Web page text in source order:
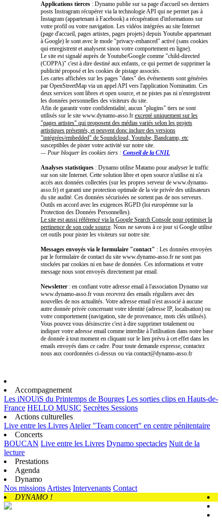
Applications tierces : Dynamo publie sur sa page d'accueil ses derniers
posts Instragram récupérer via la technologie API qui ne permet pas à
Instagram (appartenant à Facebook) a récupération d'informations sur
votre profil ou votre navigation. Les vidéos intégrées au site Internet
(page d'accueil, pages artistes, pages projets) depuis Youtube appartenant
à Google) le sont avec le mode "privacy-enhanced" activé (sans cookies
qui enregistrent et analysent sinon votre comportement en ligne).
Le site est signalé auprès de Youtube/Google comme "child-directed
(COPPA)" c'est à dire destiné aux enfants, ce qui permet de supprimer la
publicité proposé et les cookies de pistage associés.
Les cartes affichées sur les pages "dates" des événements sont générées
par OpenStreetMap via un appel API vers l'application Nominatim. Ces
deux services sont libres et open source, et ne pistes pas ni n'enregistrent
les données personnelles des visiteurs du site.
Afin de garantir votre confidentialité, aucun "plugins" tiers ne sont
utilisés sur le site www.dynamo-asso.fr excepté uniquement sur les
"pages artistes" qui proposent des médias variés selon les projets
artistiques présentés, et peuvent donc inclure des versions
"intégrées/embedded" de Soundcloud, Youtube, Bandcamp, etc
susceptibles de pister votre activité sur notre site.
— Pour bloquer les cookies tiers : Conseil de la CNIL
Analyses statistiques : Dynamo utilise Matamo pour analyser le traffic
sur son site Internet. Cette solution libre et open source n'utilise ni n'a
accès aux données collectées (sur les propres serveur de www.dynamo-
asso.fr) et garanti une protection optimale de la vie privée des utilisateurs
du site audité. Ces données sécurisées ne sortent pas de nos serveurs.
Outils en accord avec les exigences RGPD (loi européenne sur la
Protection des Données Personnelles).
Le site est aussi référencé via la Google Search Console pour optimiser la
pertinence de son code source. Nous ne savons à ce jour si Google utilise
cet outils pour pister les visiteurs sur notre site.
Messages envoyés via le formulaire "contact" : Les données envoyées
par le formulaire de contact du site www.dynamo-asso.fr ne sont pas
stockées par cookies ni en base de données. Ces informations et votre
message nous sont envoyés directement par email.
Newsletter : en confiant votre adresse email à l'association Dynamo sur
www.dynamo-asso.fr vous recevrez des emails réguliers avec des
nouvelles de nos actualités. Votre adresse email n'est associé à aucune
autre donnée privée concernant votre identité (adresse IP, localisation) ou
votre comportement (navigation, site de provenance, mots clés utilisés).
Vous pouvez vous désinscrire c'est à dire supprimer totalement ou
indiquer votre adresse email comme interdite à l'utilisation dans notre base
de donnée à tout moment en cliquant sur le lien prévu à cet effet dans les
emails envoyés dans ce cadre. Pour toute demande expresse, contactez
nous aux coordonnées ci-dessus ou via contact@dynamo-asso.fr
Accompagnement
Les iNOUïS du Printemps de Bourges Les sorties clips en Hauts-de-
France HELLO MUSIC Secrètes Sessions
Actions culturelles
Live entre les Livres Atelier "Team concert" en centre pénitentaire
Concerts
BOUCAN Live entre les Livres Dynamo spectacles Nuit de la
lecture
Prestations
Agenda
Dynamo
Nos missions Artistes Intervenants Contact
DYNAMO !